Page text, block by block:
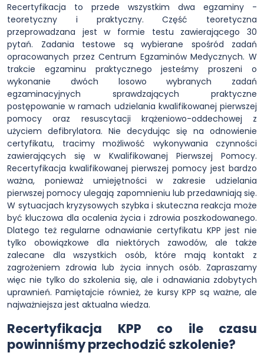
Recertyfikacja to przede wszystkim dwa egzaminy -
teoretyczny i praktyczny. Część teoretyczna
przeprowadzana jest w formie testu zawierającego 30
pytań. Zadania testowe są wybierane spośród zadań
opracowanych przez Centrum Egzaminów Medycznych. W
trakcie egzaminu praktycznego jesteśmy proszeni o
wykonanie dwóch losowo wybranych zadań
egzaminacyjnych sprawdzających praktyczne
postępowanie w ramach udzielania kwalifikowanej pierwszej
pomocy oraz resuscytacji krążeniowo-oddechowej z
użyciem defibrylatora. Nie decydując się na odnowienie
certyfikatu, tracimy możliwość wykonywania czynności
zawierających się w Kwalifikowanej Pierwszej Pomocy.
Recertyfikacja kwalifikowanej pierwszej pomocy jest bardzo
ważna, ponieważ umiejętności w zakresie udzielania
pierwszej pomocy ulegają zapomnieniu lub przedawniają się.
W sytuacjach kryzysowych szybka i skuteczna reakcja może
być kluczowa dla ocalenia życia i zdrowia poszkodowanego.
Dlatego też regularne odnawianie certyfikatu KPP jest nie
tylko obowiązkowe dla niektórych zawodów, ale także
zalecane dla wszystkich osób, które mają kontakt z
zagrożeniem zdrowia lub życia innych osób. Zapraszamy
więc nie tylko do szkolenia się, ale i odnawiania zdobytych
uprawnień. Pamiętajcie również, że kursy KPP są ważne, ale
najważniejsza jest aktualna wiedza.
Recertyfikacja KPP co ile czasu
powinniśmy przechodzić szkolenie?